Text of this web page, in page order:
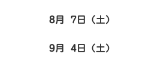
8月 7 日（土）
9月 4 日（土）